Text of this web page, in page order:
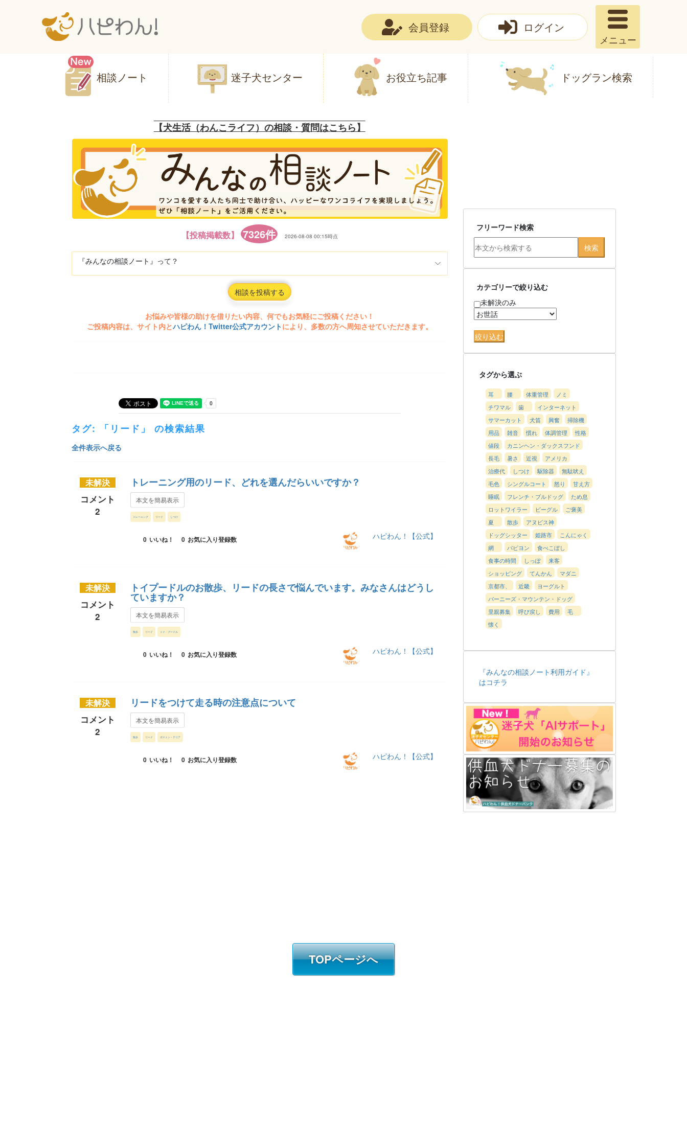
会員登録 ログイン
メニュー
相談ノート 迷子犬センター お役立ち記事 ドッグラン検索
【犬生活（わんこライフ）の相談・質問はこちら】
【投稿掲載数】 7326件 2026-08-08 00:15時点
『みんなの相談ノート』って？
相談を投稿する
お悩みや皆様の助けを借りたい内容、何でもお気軽にご投稿ください！
ご投稿内容は、サイト内とハピわん！Twitter公式アカウントにより、多数の方へ周知させていただきます。
タグ: 「リード」 の検索結果
全件表示へ戻る
未解決
コメント
2
トレーニング用のリード、どれを選んだらいいですか？
本文を簡易表示
トレーニング リード しつけ
0 いいね！ 0 お気に入り登録数 ハピわん！【公式】
未解決
コメント
2
トイプードルのお散歩、リードの長さで悩んでいます。みなさんはどうし
ていますか？
本文を簡易表示
散歩 リード トイ・プードル
0 いいね！ 0 お気に入り登録数 ハピわん！【公式】
未解決
コメント
2
リードをつけて走る時の注意点について
本文を簡易表示
散歩 リード ボストン・テリア
0 いいね！ 0 お気に入り登録数 ハピわん！【公式】
フリーワード検索
カテゴリーで絞り込む
未解決のみ
タグから選ぶ
耳 腰 体重管理
ノミ
チワマル
歯
インターネット
サマーカット
犬笛 興奮
掃除機
用品
雑音 慣れ 体調管理
性格
値段
カニンヘン・ダックスフンド
長毛
暑さ 近視
アメリカ
治療代
しつけ 駆除器
無駄吠え
毛色
シングルコート 怒り
甘え方
睡眠
フレンチ・ブルドッグ
ため息
ロットワイラー
ビーグル
ご褒美
夏
散歩
アヌビス神
ドッグシッター
姫路市
こんにゃく
網
パピヨン
食べこぼし
食事の時間
しっぽ
来客
ショッピング
てんかん
マダニ
京都市、
近畿
ヨーグルト
バーニーズ・マウンテン・ドッグ
里親募集
呼び戻し 費用
毛
懐く
『みんなの相談ノート利用ガイド』
はコチラ
TOPページへ